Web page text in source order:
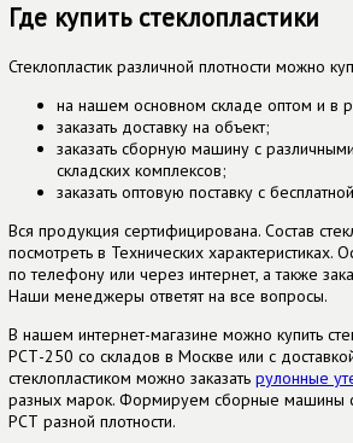
Где купить стеклопластики
Стеклопластик различной плотности можно
на нашем основном складе оптом и в
заказать доставку на объект;
заказать сборную машину с
складских комплексов;
заказать оптовую поставку с
Вся продукция сертифицирована. Состав
посмотреть в Технических характеристиках.
по телефону или через интернет, а также
Наши менеджеры ответят на все вопросы.
В нашем интернет-магазине можно купить
РСТ-250 со складов в Москве или с
стеклопластиком можно заказать рулонные
разных марок. Формируем сборные машины
РСТ разной плотности.